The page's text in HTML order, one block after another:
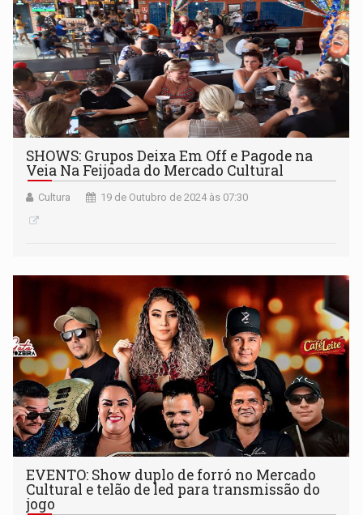
SHOWS: Grupos Deixa Em Off e Pagode na
Veia Na Feijoada do Mercado Cultural
Cultura 19 de Outubro de 2024 às 07:30
EVENTO: Show duplo de forró no Mercado
Cultural e telão de led para transmissão do
jogo